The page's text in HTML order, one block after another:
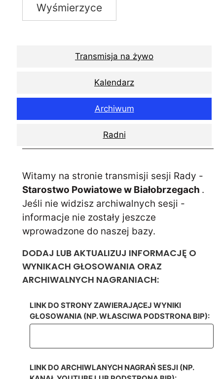
Wyśmierzyce
Transmisja na żywo
Kalendarz
Archiwum
Radni
Witamy na stronie transmisji sesji Rady -
Starostwo Powiatowe w Białobrzegach .
Jeśli nie widzisz archiwalnych sesji -
informacje nie zostały jeszcze
wprowadzone do naszej bazy.
DODAJ LUB AKTUALIZUJ INFORMACJĘ O
WYNIKACH GŁOSOWANIA ORAZ
ARCHIWALNYCH NAGRANIACH:
LINK DO STRONY ZAWIERAJĄCEJ WYNIKI
GŁOSOWANIA (NP. WŁASCIWA PODSTRONA BIP):
LINK DO ARCHIWLANYCH NAGRAŃ SESJI (NP.